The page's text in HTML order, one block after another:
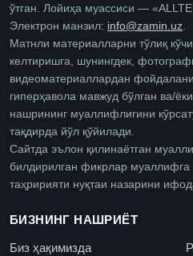
ўтган. Лойиҳа муассиси —
Электрон манзил: info@zamin.uz.
Матнли материалларни тўлиқ
келтиришга, шунингдек,
видеоматериаллардан
гиперҳавола мавжуд бўлган ва/
нашрининг муаллифлигини
тақдирда йўл қўйилади.
Сайтда эълон қилинаётган
билдирилган фикрлар муаллифга
таҳририяти нуқтаи назарини
БИЗНИНГ НАШРИЁТ
Биз ҳақимизда